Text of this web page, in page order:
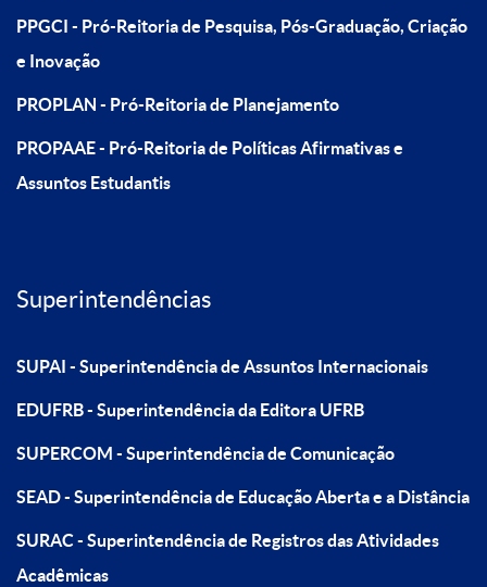
PPGCI - Pró-Reitoria de Pesquisa, Pós-Graduação, Criação
e Inovação
PROPLAN - Pró-Reitoria de Planejamento
PROPAAE - Pró-Reitoria de Políticas Afirmativas e
Assuntos Estudantis
Superintendências
SUPAI - Superintendência de Assuntos Internacionais
EDUFRB - Superintendência da Editora UFRB
SUPERCOM - Superintendência de Comunicação
SEAD - Superintendência de Educação Aberta e a Distância
SURAC - Superintendência de Registros das Atividades
Acadêmicas